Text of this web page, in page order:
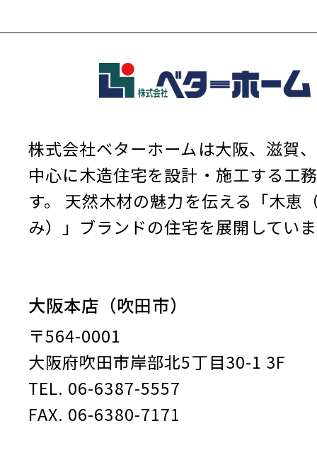
株式会社ベターホームは大阪、滋賀
中心に木造住宅を設計・施工する工
す。
天然木材の魅力を伝える「木恵
み）」ブランドの住宅を展開してい
大阪本店（吹田市）
〒564-0001
大阪府吹田市岸部北5丁目30-1 3F
TEL. 06-6387-5557
FAX. 06-6380-7171